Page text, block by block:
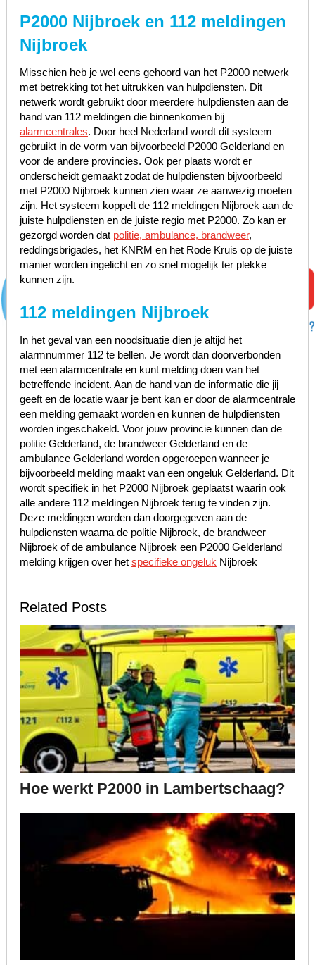
P2000 Nijbroek en 112 meldingen
Nijbroek
Misschien heb je wel eens gehoord van het P2000 netwerk
met betrekking tot het uitrukken van hulpdiensten. Dit
netwerk wordt gebruikt door meerdere hulpdiensten aan de
hand van 112 meldingen die binnenkomen bij
alarmcentrales. Door heel Nederland wordt dit systeem
gebruikt in de vorm van bijvoorbeeld P2000 Gelderland en
voor de andere provincies. Ook per plaats wordt er
onderscheidt gemaakt zodat de hulpdiensten bijvoorbeeld
met P2000 Nijbroek kunnen zien waar ze aanwezig moeten
zijn. Het systeem koppelt de 112 meldingen Nijbroek aan de
juiste hulpdiensten en de juiste regio met P2000. Zo kan er
gezorgd worden dat politie, ambulance, brandweer,
reddingsbrigades, het KNRM en het Rode Kruis op de juiste
manier worden ingelicht en zo snel mogelijk ter plekke
kunnen zijn.
112 meldingen Nijbroek
In het geval van een noodsituatie dien je altijd het
alarmnummer 112 te bellen. Je wordt dan doorverbonden
met een alarmcentrale en kunt melding doen van het
betreffende incident. Aan de hand van de informatie die jij
geeft en de locatie waar je bent kan er door de alarmcentrale
een melding gemaakt worden en kunnen de hulpdiensten
worden ingeschakeld. Voor jouw provincie kunnen dan de
politie Gelderland, de brandweer Gelderland en de
ambulance Gelderland worden opgeroepen wanneer je
bijvoorbeeld melding maakt van een ongeluk Gelderland. Dit
wordt specifiek in het P2000 Nijbroek geplaatst waarin ook
alle andere 112 meldingen Nijbroek terug te vinden zijn.
Deze meldingen worden dan doorgegeven aan de
hulpdiensten waarna de politie Nijbroek, de brandweer
Nijbroek of de ambulance Nijbroek een P2000 Gelderland
melding krijgen over het specifieke ongelukNijbroek
Related Posts
Hoe werkt P2000 in Lambertschaag?